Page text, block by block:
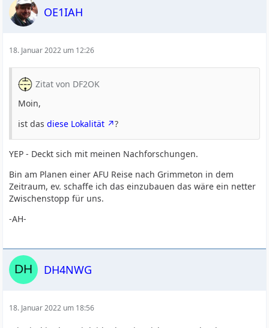
OE1IAH
18. Januar 2022 um 12:26
Zitat von DF2OK
Moin,
ist dasdiese Lokalität ?
YEP - Deckt sich mit meinen Nachforschungen.
Bin am Planen einer AFU Reise nach Grimmeton in dem
Zeitraum, ev. schaffe ich das einzubauen das wäre ein netter
Zwischenstopp für uns.
-AH-
DH4NWG
18. Januar 2022 um 18:56